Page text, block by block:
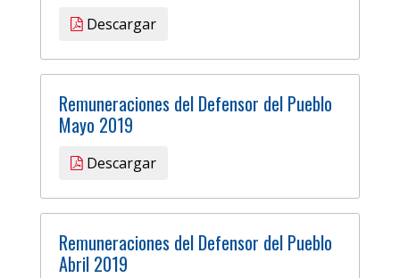
Descargar
Remuneraciones del Defensor del Pueblo
Mayo 2019
Descargar
Remuneraciones del Defensor del Pueblo
Abril 2019